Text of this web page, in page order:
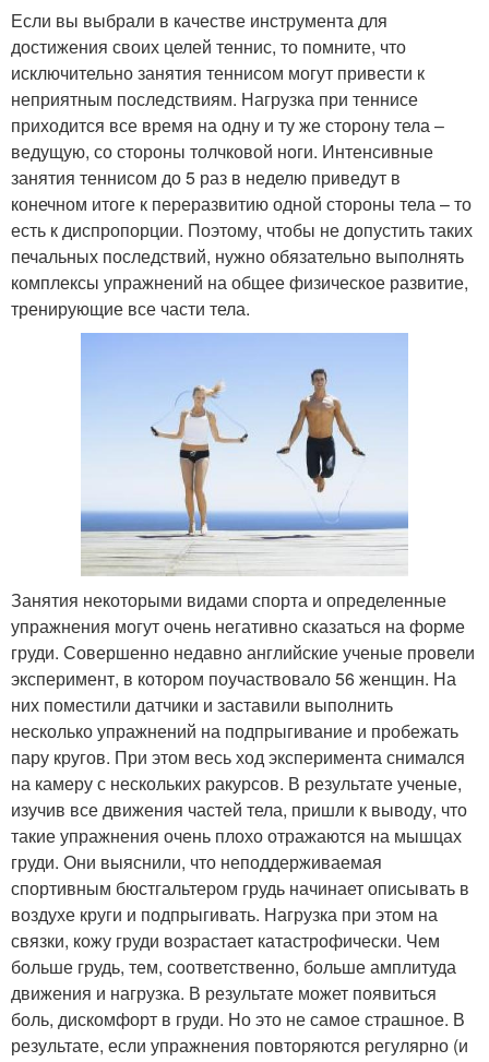
Если вы выбрали в качестве инструмента для
достижения своих целей теннис, то помните, что
исключительно занятия теннисом могут привести к
неприятным последствиям. Нагрузка при теннисе
приходится все время на одну и ту же сторону тела –
ведущую, со стороны толчковой ноги. Интенсивные
занятия теннисом до 5 раз в неделю приведут в
конечном итоге к переразвитию одной стороны тела – то
есть к диспропорции. Поэтому, чтобы не допустить таких
печальных последствий, нужно обязательно выполнять
комплексы упражнений на общее физическое развитие,
тренирующие все части тела.
Занятия некоторыми видами спорта и определенные
упражнения могут очень негативно сказаться на форме
груди. Совершенно недавно английские ученые провели
эксперимент, в котором поучаствовало 56 женщин. На
них поместили датчики и заставили выполнить
несколько упражнений на подпрыгивание и пробежать
пару кругов. При этом весь ход эксперимента снимался
на камеру с нескольких ракурсов. В результате ученые,
изучив все движения частей тела, пришли к выводу, что
такие упражнения очень плохо отражаются на мышцах
груди. Они выяснили, что неподдерживаемая
спортивным бюстгальтером грудь начинает описывать в
воздухе круги и подпрыгивать. Нагрузка при этом на
связки, кожу груди возрастает катастрофически. Чем
больше грудь, тем, соответственно, больше амплитуда
движения и нагрузка. В результате может появиться
боль, дискомфорт в груди. Но это не самое страшное. В
результате, если упражнения повторяются регулярно (и